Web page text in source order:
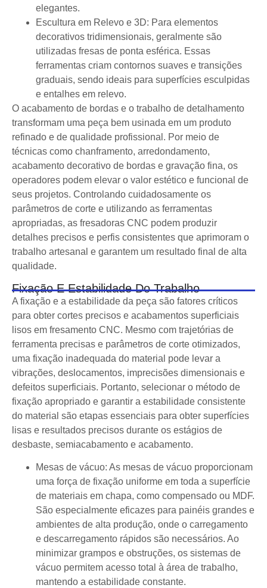
elegantes.
Escultura em Relevo e 3D: Para elementos
decorativos tridimensionais, geralmente são
utilizadas fresas de ponta esférica. Essas
ferramentas criam contornos suaves e transições
graduais, sendo ideais para superfícies esculpidas
e entalhes em relevo.
O acabamento de bordas e o trabalho de detalhamento
transformam uma peça bem usinada em um produto
refinado e de qualidade profissional. Por meio de
técnicas como chanframento, arredondamento,
acabamento decorativo de bordas e gravação fina, os
operadores podem elevar o valor estético e funcional de
seus projetos. Controlando cuidadosamente os
parâmetros de corte e utilizando as ferramentas
apropriadas, as fresadoras CNC podem produzir
detalhes precisos e perfis consistentes que aprimoram o
trabalho artesanal e garantem um resultado final de alta
qualidade.
Fixação E Estabilidade Do Trabalho
A fixação e a estabilidade da peça são fatores críticos
para obter cortes precisos e acabamentos superficiais
lisos em fresamento CNC. Mesmo com trajetórias de
ferramenta precisas e parâmetros de corte otimizados,
uma fixação inadequada do material pode levar a
vibrações, deslocamentos, imprecisões dimensionais e
defeitos superficiais. Portanto, selecionar o método de
fixação apropriado e garantir a estabilidade consistente
do material são etapas essenciais para obter superfícies
lisas e resultados precisos durante os estágios de
desbaste, semiacabamento e acabamento.
Mesas de vácuo: As mesas de vácuo proporcionam
uma força de fixação uniforme em toda a superfície
de materiais em chapa, como compensado ou MDF.
São especialmente eficazes para painéis grandes e
ambientes de alta produção, onde o carregamento
e descarregamento rápidos são necessários. Ao
minimizar grampos e obstruções, os sistemas de
vácuo permitem acesso total à área de trabalho,
mantendo a estabilidade constante.